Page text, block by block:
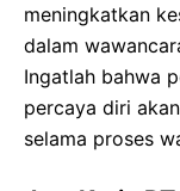
meningkatkan
dalam
Ingatlah bahwa
percaya diri
selama proses